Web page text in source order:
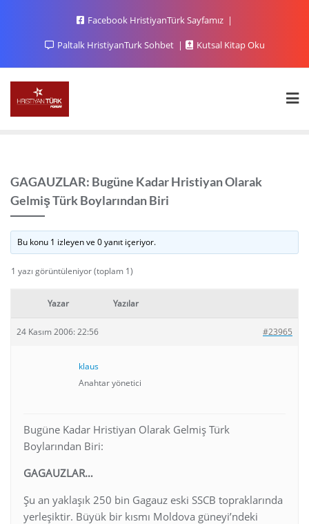
Facebook HristiyanTürk Sayfamız
Paltalk HristiyanTurk Sohbet
Kutsal Kitap Oku
GAGAUZLAR: Bugüne Kadar Hristiyan Olarak
Gelmiş Türk Boylarından Biri
Bu konu 1 izleyen ve 0 yanıt içeriyor.
1 yazı görüntüleniyor (toplam 1)
Yazar Yazılar
24 Kasım 2006: 22:56 #23965
klaus
Anahtar yönetici
Bugüne Kadar Hristiyan Olarak Gelmiş Türk
Boylarından Biri:
GAGAUZLAR…
Şu an yaklaşık 250 bin Gagauz eski SSCB topraklarında
yerleşiktir. Büyük bir kısmı Moldova güneyi’ndeki